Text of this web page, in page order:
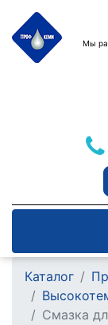
Мы
Каталог
Смазка